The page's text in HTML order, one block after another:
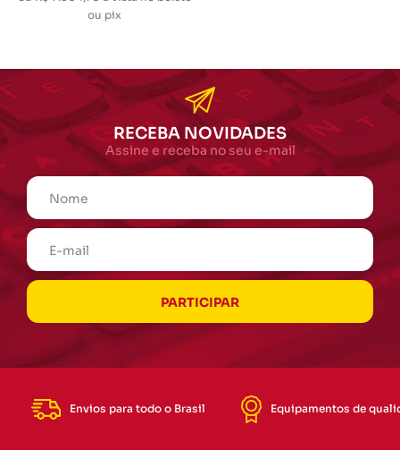
ou pix
RECEBA NOVIDADES
Assine e receba no seu e-mail
Envios para todo o Brasil Equipamentos de